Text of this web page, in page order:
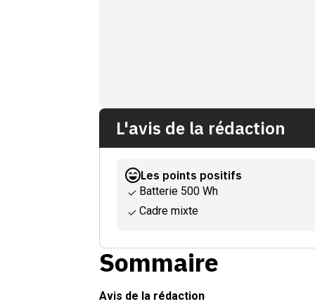
L'avis de la rédaction
Les points positifs
Batterie 500 Wh
Cadre mixte
Sommaire
Avis de la rédaction